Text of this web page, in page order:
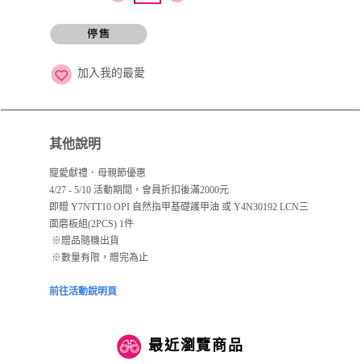
加入我的最愛
其他說明
寵愛獻禮．母親節優惠
4/27 - 5/10 活動期間，會員折扣後滿2000元
即贈 Y7NTT10 OPI 自然指甲基礎護甲油 或 Y4N30192 LCN三
面磨板組(2PCS) 1件
​ ※贈品隨機出貨
​ ​※數量有限，贈完為止
前往活動說明頁
最近瀏覽商品